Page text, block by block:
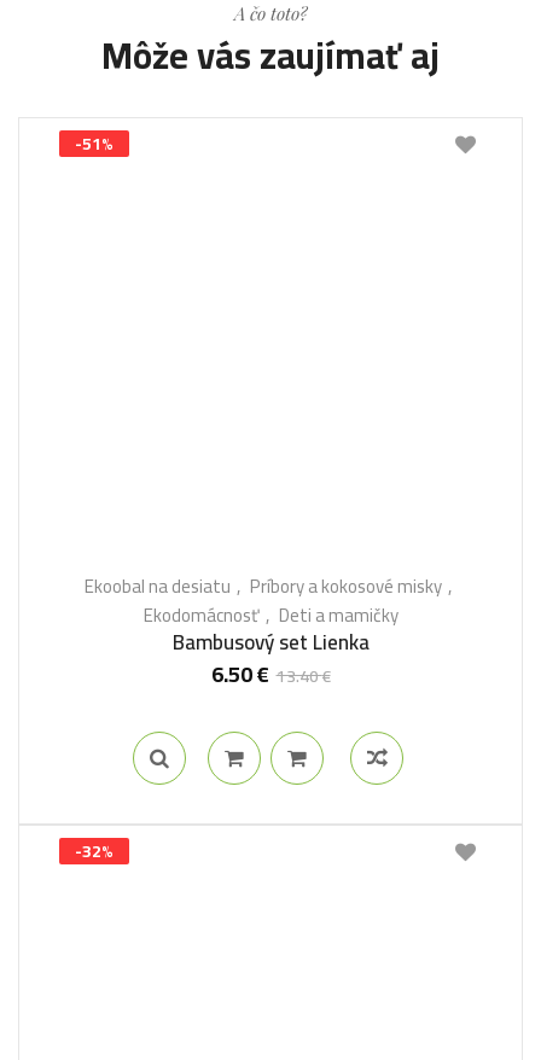
A čo toto?
Môže vás zaujímať aj
-51%
Ekoobal na desiatu
Príbory a kokosové misky
Ekodomácnosť
Deti a mamičky
Bambusový set Lienka
13.40€
6.50€
-32%